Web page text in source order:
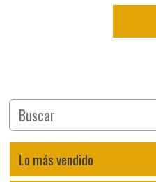
Lo más vendido